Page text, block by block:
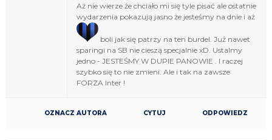
Aż nie wierze że chciało mi się tyle pisać ale ostatnie
wydarzenia pokazują jasno że jesteśmy na dnie i aż
boli jak się patrzy na ten burdel. Już nawet
sparingi na SB nie cieszą specjalnie xD. Ustalmy
jedno - JESTEŚMY W DUPIE PANOWIE . I raczej
szybko się to nie zmieni. Ale i tak na zawsze
FORZA Inter !
OZNACZ AUTORA CYTUJ ODPOWIEDZ